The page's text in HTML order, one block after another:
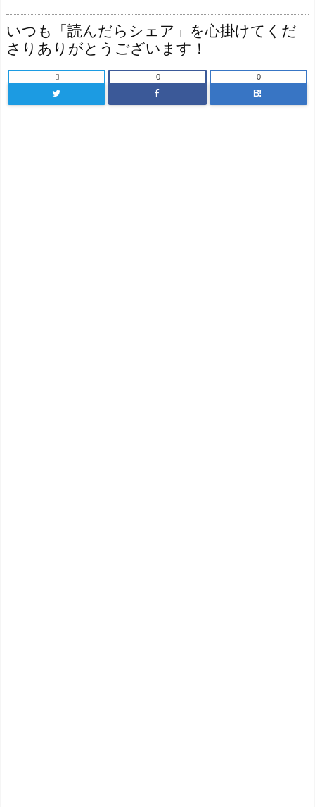
いつも「読んだらシェア」を心掛けてくだ
さりありがとうございます！
 0
B!
0